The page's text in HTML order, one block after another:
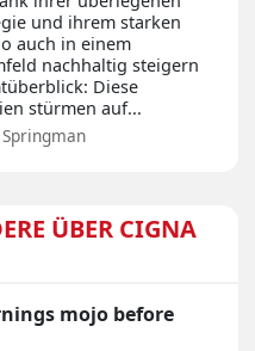
und ihrem starken
auch in einem
nachhaltig steigern
Diese
stürmen auf...
ÜBER CIGNA
mojo before